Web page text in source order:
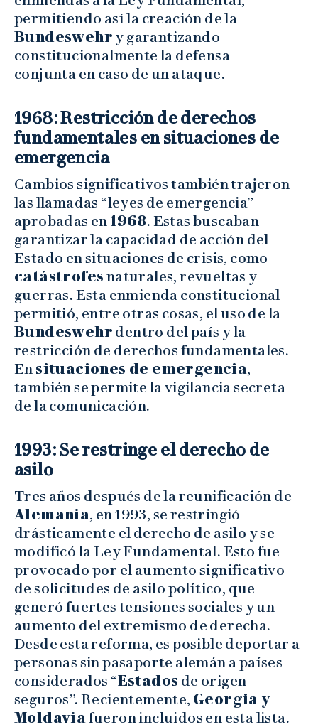
permitiendo así la creación de la
Bundeswehr y garantizando
constitucionalmente la defensa
conjunta en caso de un ataque.
1968: Restricción de derechos
fundamentales en situaciones de
emergencia
Cambios significativos también trajeron
las llamadas “leyes de emergencia”
aprobadas en 1968. Estas buscaban
garantizar la capacidad de acción del
Estado en situaciones de crisis, como
catástrofes naturales, revueltas y
guerras. Esta enmienda constitucional
permitió, entre otras cosas, el uso de la
Bundeswehr dentro del país y la
restricción de derechos fundamentales.
En situaciones de emergencia,
también se permite la vigilancia secreta
de la comunicación.
1993: Se restringe el derecho de
asilo
Tres años después de la reunificación de
Alemania, en 1993, se restringió
drásticamente el derecho de asilo y se
modificó la Ley Fundamental. Esto fue
provocado por el aumento significativo
de solicitudes de asilo político, que
generó fuertes tensiones sociales y un
aumento del extremismo de derecha.
Desde esta reforma, es posible deportar a
personas sin pasaporte alemán a países
considerados “Estados de origen
seguros”. Recientemente, Georgia y
Moldavia fueron incluidos en esta lista.